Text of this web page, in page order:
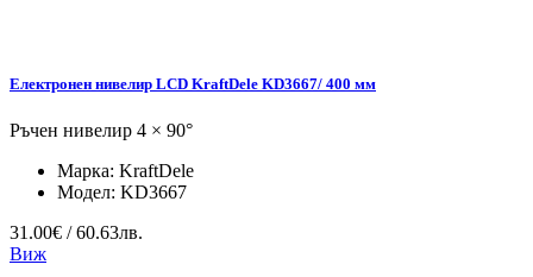
Електронен нивелир LCD KraftDele KD3667/ 400 мм
Ръчен нивелир 4 × 90°
Марка: KraftDele
Модел: KD3667
31.00€ / 60.63лв.
Виж